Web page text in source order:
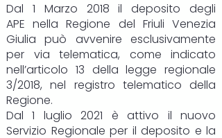
Dal 1 Marzo 2018 il deposito degli
APE nella Regione del Friuli Venezia
Giulia può avvenire esclusivamente
per via telematica, come indicato
nell’articolo 13 della legge regionale
3/2018, nel registro telematico della
Regione.
Dal 1 luglio 2021 è attivo il nuovo
Servizio Regionale per il deposito e la